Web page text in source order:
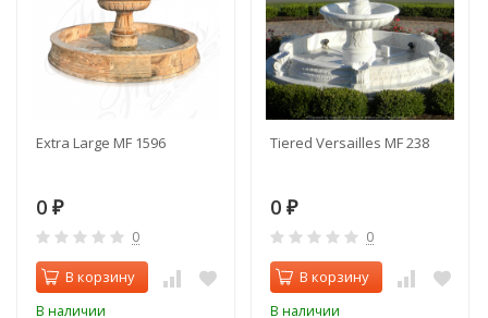
Extra Large MF 1596
0 ₽
0
В корзину
В наличии
Tiered Versailles MF 238
0 ₽
0
В корзину
В наличии